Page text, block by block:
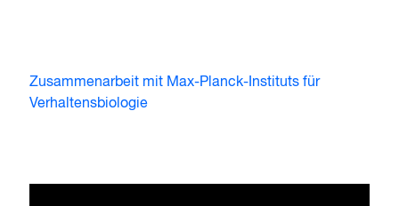
Zusammenarbeit mit Max-Planck-Instituts für
Verhaltensbiologie